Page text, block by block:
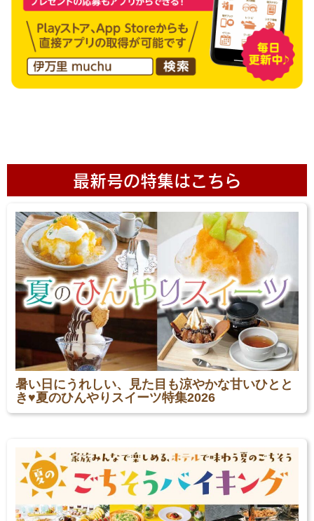
最新号の特集はこちら
暑い日にうれしい、見た目も涼やかな甘いひとと
き♥夏のひんやりスイーツ特集2026